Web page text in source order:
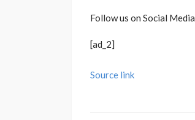
Follow us on Social Media
[ad_2]
Source link